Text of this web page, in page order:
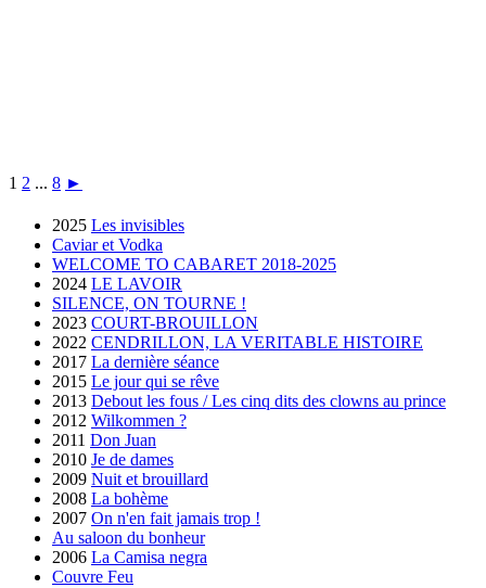
1 2 ... 8 ►
2025 Les invisibles
Caviar et Vodka
WELCOME TO CABARET 2018-2025
2024 LE LAVOIR
SILENCE, ON TOURNE !
2023 COURT-BROUILLON
2022 CENDRILLON, LA VERITABLE HISTOIRE
2017 La dernière séance
2015 Le jour qui se rêve
2013 Debout les fous / Les cinq dits des clowns au prince
2012 Wilkommen ?
2011 Don Juan
2010 Je de dames
2009 Nuit et brouillard
2008 La bohème
2007 On n'en fait jamais trop !
Au saloon du bonheur
2006 La Camisa negra
Couvre Feu